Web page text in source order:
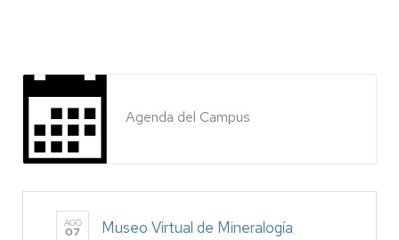
Agenda del Campus
AGO
07 Museo Virtual de Mineralogía